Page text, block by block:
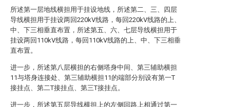
所述第一层地线横担用于挂设地线，所述第二、三、四层
导线横担用于挂设两回220kV线路，每回220kV线路的上、
中、下三相垂直布置，所述第五、六、七层导线横担用于
挂设两回110kV线路，每回110kV线路的上、中、下三相垂
直布置。
进一步，所述第八层横担的右侧塔身中间、第三辅助横担
11与塔身连接处、第三辅助横担11的端部分别设有第一T
接挂点、第二T接挂点、第三T接挂点。
进一步，所述第五层导线横担上的左侧回路上相通过第一